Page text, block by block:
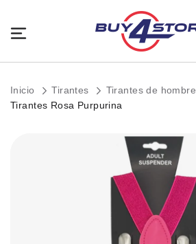
Inicio Tirantes
Tirantes de hombre
Tirantes Rosa Purpurina